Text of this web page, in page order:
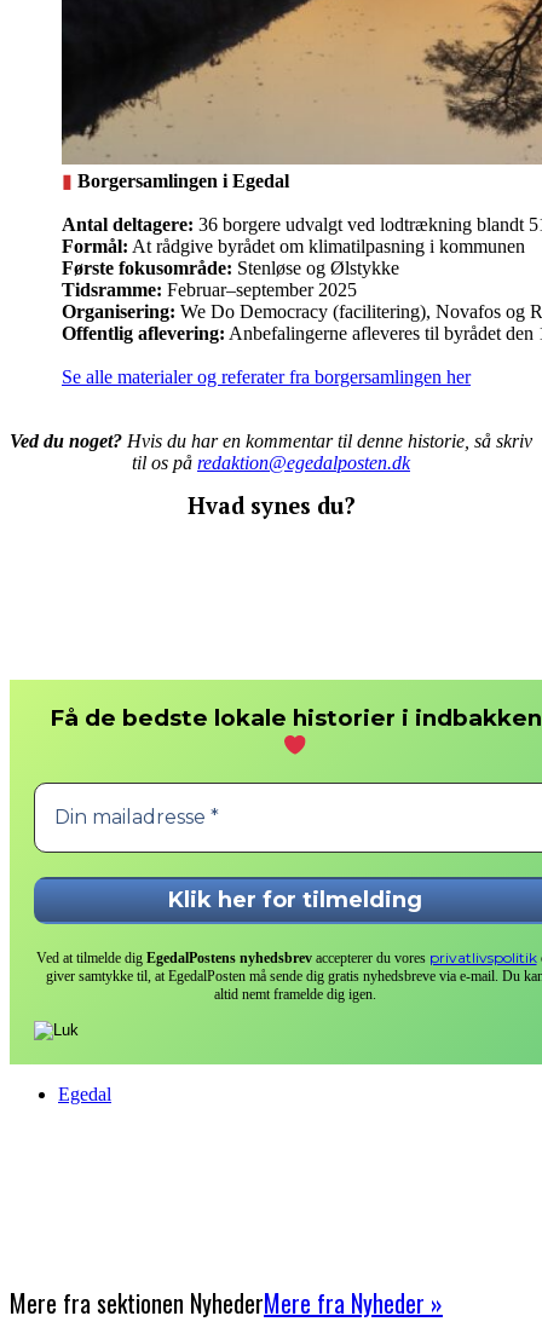
▮ Borgersamlingen i Egedal
Antal deltagere: 36 borgere udvalgt ved lodtrækning blandt
Formål: At rådgive byrådet om klimatilpasning i kommunen
Første fokusområde: Stenløse og Ølstykke
Tidsramme: Februar–september 2025
Organisering: We Do Democracy (facilitering), Novafos og
Offentlig aflevering: Anbefalingerne afleveres til byrådet den
Se alle materialer og referater fra borgersamlingen her
Ved du noget? Hvis du har en kommentar til denne historie, så skriv
til os på redaktion@egedalposten.dk
Hvad synes du?
Få de bedste lokale historier i indbakken
Ved at tilmelde dig EgedalPostens nyhedsbrevaccepterer du vores privatlivspolitik
giver samtykke til, at EgedalPosten må sende dig gratis nyhedsbreve via e-mail. Du
altid nemt framelde dig igen.
Egedal
Mere fra sektionen NyhederMere fra Nyheder »